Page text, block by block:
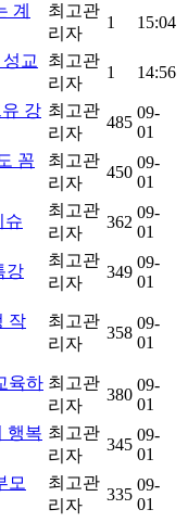
계
최고관
리자
1 15:04
교
최고관
리자
1 14:56
강 최고관
리자
485
09-
01
꼼
최고관
리자
450
09-
01
슈
최고관
리자
362
09-
01
강
최고관
리자
349
09-
01
작
최고관
리자
358
09-
01
육하 최고관
리자
380
09-
01
행복 최고관
리자
345
09-
01
모
최고관
리자
335
09-
01